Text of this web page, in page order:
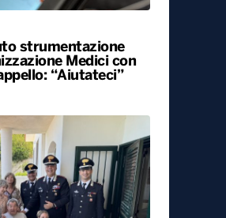
strumentazione
Medici con
“Aiutateci”